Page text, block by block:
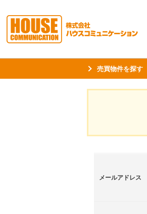
売買物件を探す
メールアドレス